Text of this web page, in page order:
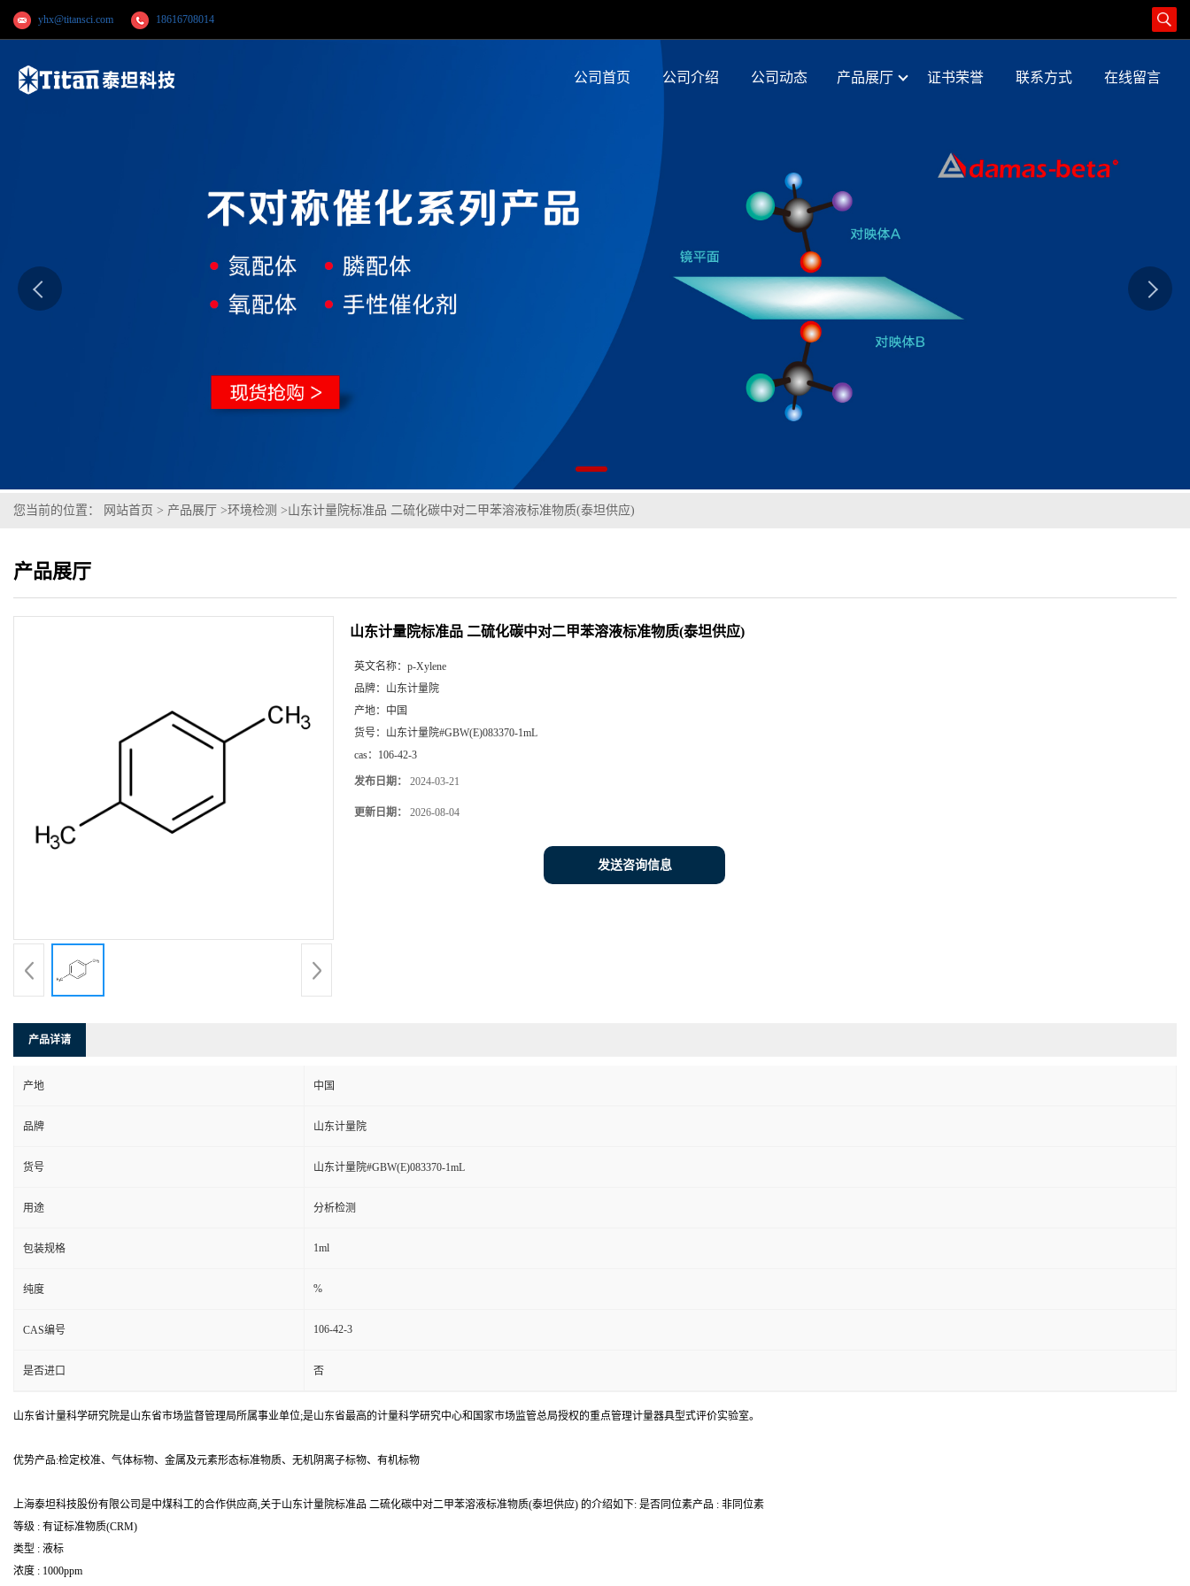
yhx@titansci.com 18616708014
公司首页 公司介绍 公司动态 产品展厅 证书荣誉 联系方式 在线留言
您当前的位置： 网站首页 > 产品展厅 >环境检测 >山东计量院标准品 二硫化碳中对二甲苯溶液标准物质(泰坦供应)
产品展厅
山东计量院标准品 二硫化碳中对二甲苯溶液标准物质(泰坦供应)
英文名称： p-Xylene
品牌： 山东计量院
产地： 中国
货号： 山东计量院#GBW(E)083370-1mL
cas： 106-42-3
发布日期： 2024-03-21
更新日期： 2026-08-04
发送咨询信息
产品详请
产地 中国
品牌 山东计量院
货号 山东计量院#GBW(E)083370-1mL
用途 分析检测
包装规格 1ml
纯度 %
CAS编号 106-42-3
是否进口 否
山东省计量科学研究院是山东省市场监督管理局所属事业单位;是山东省最高的计量科学研究中心和国家市场监管总局授权的重点管理计量器具型式评价实验室。
优势产品:检定校准、气体标物、金属及元素形态标准物质、无机阴离子标物、有机标物
上海泰坦科技股份有限公司是中煤科工的合作供应商,关于山东计量院标准品 二硫化碳中对二甲苯溶液标准物质(泰坦供应) 的介绍如下: 是否同位素产品 : 非同位素
等级 : 有证标准物质(CRM)
类型 : 液标
浓度 : 1000ppm